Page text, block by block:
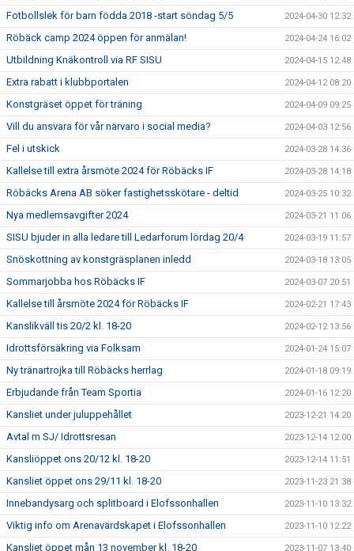
Fotbollslek för barn födda 2018 -start söndag 5/5 2024-04-30 12:32
Röbäck camp 2024 öppen för anmälan! 2024-04-24 16:02
Utbildning Knäkontroll via RF SISU 2024-04-15 12:48
Extra rabatt i klubbportalen 2024-04-12 08:20
Konstgräset öppet för träning 2024-04-09 09:25
Vill du ansvara för vår närvaro i social media? 2024-04-03 12:56
Fel i utskick 2024-03-28 14:36
Kallelse till extra årsmöte 2024 för Röbäcks IF 2024-03-28 14:18
Röbäcks Arena AB söker fastighetsskötare - deltid 2024-03-25 10:32
Nya medlemsavgifter 2024 2024-03-21 11:06
SISU bjuder in alla ledare till Ledarforum lördag 20/4 2024-03-19 11:57
Snöskottning av konstgräsplanen inledd 2024-03-18 13:05
Sommarjobba hos Röbäcks IF 2024-03-07 20:51
Kallelse till årsmöte 2024 för Röbäcks IF 2024-02-21 17:43
Kanslikväll tis 20/2 kl. 18-20 2024-02-12 13:56
Idrottsförsäkring via Folksam 2024-01-24 15:07
Ny tränartrojka till Röbäcks herrlag 2024-01-18 09:19
Erbjudande från Team Sportia 2024-01-16 12:20
Kansliet under juluppehållet 2023-12-21 14:20
Avtal m SJ/ Idrottsresan 2023-12-14 12:00
Kansliöppet ons 20/12 kl. 18-20 2023-12-14 11:51
Kansliet öppet ons 29/11 kl. 18-20 2023-11-23 21:38
Innebandysarg och splitboard i Elofssonhallen 2023-11-10 13:32
Viktig info om Arenavärdskapet i Elofssonhallen 2023-11-10 12:22
Kansliet öppet mån 13 november kl. 18-20 2023-11-07 13:40